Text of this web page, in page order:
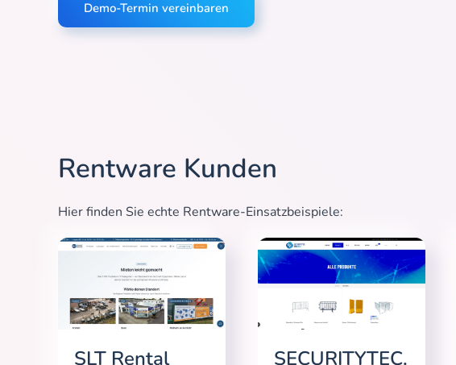
Demo-Termin vereinbaren
Rentware Kunden
Hier finden Sie echte Rentware-Einsatzbeispiele:
SLT Rental
SECURITYTEC.